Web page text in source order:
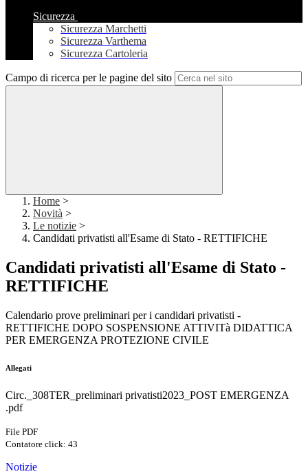
Sicurezza
Sicurezza Marchetti
Sicurezza Varthema
Sicurezza Cartoleria
Campo di ricerca per le pagine del sito
Home >
Novità >
Le notizie >
Candidati privatisti all'Esame di Stato - RETTIFICHE
Candidati privatisti all'Esame di Stato -
RETTIFICHE
Calendario prove preliminari per i candidari privatisti -
RETTIFICHE DOPO SOSPENSIONE ATTIVITà DIDATTICA
PER EMERGENZA PROTEZIONE CIVILE
Allegati
Circ._308TER_preliminari privatisti2023_POST EMERGENZA
.pdf
File PDF
Contatore click: 43
Notizie